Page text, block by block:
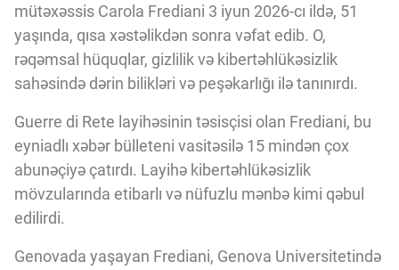
MƏXFİLİK SİYASƏTİ
Haqqımızda
Vizyoner Baxışı
Innovasiya Bələdçisi
mütəxəssis Carola Frediani 3 iyun 2026-cı ildə, 51
yaşında, qısa xəstəlikdən sonra vəfat edib. O,
rəqəmsal hüquqlar, gizlilik və kibertəhlükəsizlik
sahəsində dərin bilikləri və peşəkarlığı ilə tanınırdı.
Guerre di Rete layihəsinin təsisçisi olan Frediani, bu
eyniadlı xəbər bülleteni vasitəsilə 15 mindən çox
abunəçiyə çatırdı. Layihə kibertəhlükəsizlik
mövzularında etibarlı və nüfuzlu mənbə kimi qəbul
edilirdi.
Genovada yaşayan Frediani, Genova Universitetində